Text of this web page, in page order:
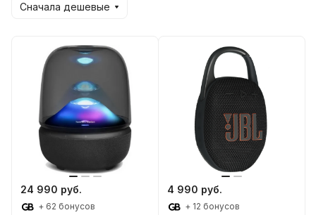
Сначала дешевые
24 990 руб.
+ 62 бонусов
4 990 руб.
+ 12 бонусов